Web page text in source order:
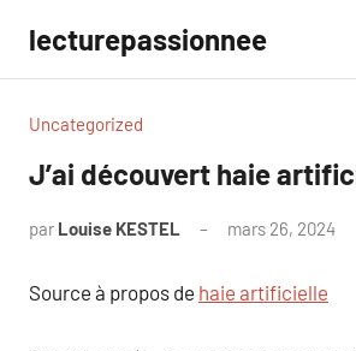
contenu
lecturepassionnee
Uncategorized
J’ai découvert haie
par Louise KESTEL mars 26, 2024
Source à propos de haie artificielle